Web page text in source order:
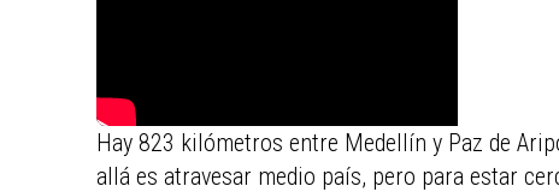
Hay 823 kilómetros entre Medellín y Paz de
allá es atravesar medio país, pero para estar